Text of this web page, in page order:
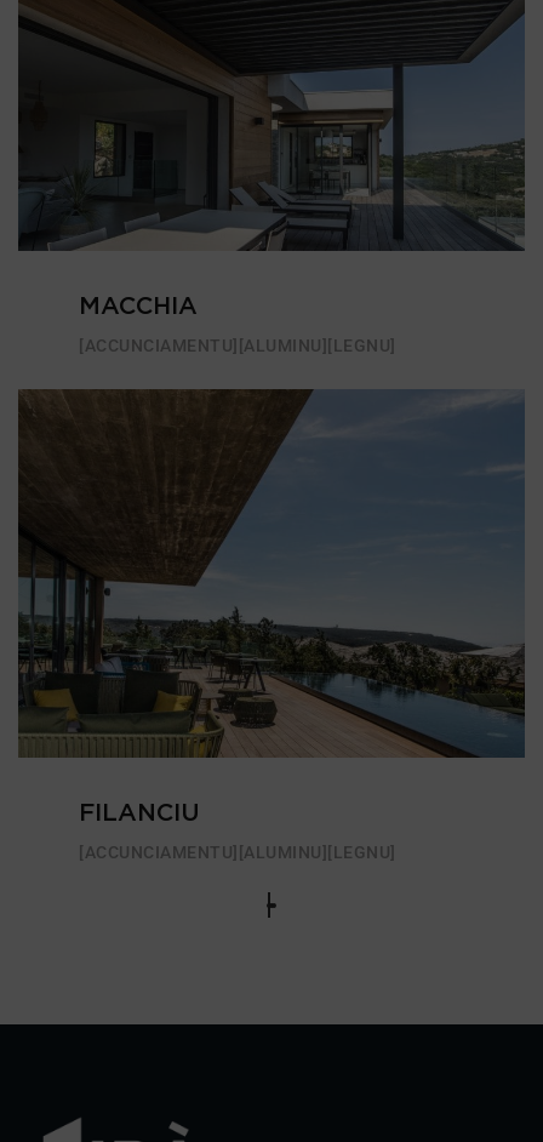
MACCHIA
[ACCUNCIAMENTU] [ALUMINU] [LEGNU]
FILANCIU
[ACCUNCIAMENTU] [ALUMINU] [LEGNU]